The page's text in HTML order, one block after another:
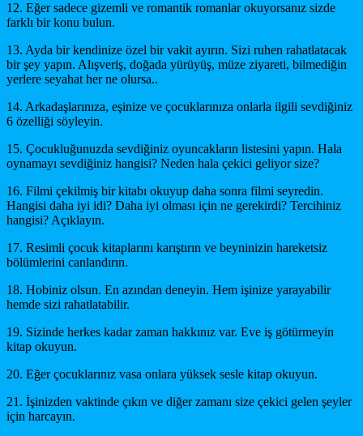
12. Eğer sadece gizemli ve romantik romanlar okuyorsanız sizde
farklı bir konu bulun.
13. Ayda bir kendinize özel bir vakit ayırın. Sizi ruhen rahatlatacak
bir şey yapın. Alışveriş, doğada yürüyüş, müze ziyareti, bilmediğin
yerlere seyahat her ne olursa..
14. Arkadaşlarınıza, eşinize ve çocuklarınıza onlarla ilgili sevdiğiniz
6 özelliği söyleyin.
15. Çocukluğunuzda sevdiğiniz oyuncakların listesini yapın. Hala
oynamayı sevdiğiniz hangisi? Neden hala çekici geliyor size?
16. Filmi çekilmiş bir kitabı okuyup daha sonra filmi seyredin.
Hangisi daha iyi idi? Daha iyi olması için ne gerekirdi? Tercihiniz
hangisi? Açıklayın.
17. Resimli çocuk kitaplarını karıştırın ve beyninizin hareketsiz
bölümlerini canlandırın.
18. Hobiniz olsun. En azından deneyin. Hem işinize yarayabilir
hemde sizi rahatlatabilir.
19. Sizinde herkes kadar zaman hakkınız var. Eve iş götürmeyin
kitap okuyun.
20. Eğer çocuklarınız vasa onlara yüksek sesle kitap okuyun.
21. İşinizden vaktinde çıkın ve diğer zamanı size çekici gelen şeyler
için harcayın.